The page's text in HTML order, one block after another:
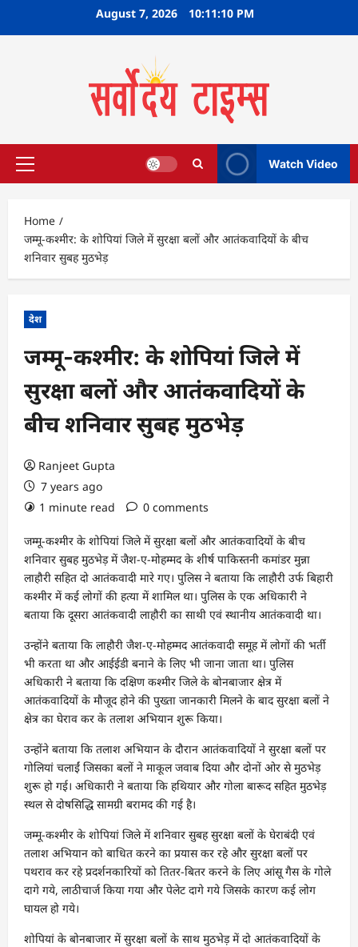
August 7, 2026 10:11:11 PM
Primary
Watch Video
Home
जम्मू-कश्मीर: के शोपियां जिले में सुरक्षा बलों और आतंकवादियों के बीच
शनिवार सुबह मुठभेड़
देश
जम्मू-कश्मीर: के शोपियां जिले में
सुरक्षा बलों और आतंकवादियों के
बीच शनिवार सुबह मुठभेड़
Ranjeet Gupta
7 years ago
1 minute read
0 comments
जम्मू-कश्मीर के शोपियां जिले में सुरक्षा बलों और आतंकवादियों के बीच
शनिवार सुबह मुठभेड़ में जैश-ए-मोहम्मद के शीर्ष पाकिस्तनी कमांडर मुन्ना
लाहौरी सहित दो आतंकवादी मारे गए। पुलिस ने बताया कि लाहौरी उर्फ बिहारी
कश्मीर में कई लोगों की हत्या में शामिल था। पुलिस के एक अधिकारी ने
बताया कि दूसरा आतंकवादी लाहौरी का साथी एवं स्थानीय आतंकवादी था।
उन्होंने बताया कि लाहौरी जैश-ए-मोहम्मद आतंकवादी समूह में लोगों की भर्ती
भी करता था और आईईडी बनाने के लिए भी जाना जाता था। पुलिस
अधिकारी ने बताया कि दक्षिण कश्मीर जिले के बोनबाजार क्षेत्र में
आतंकवादियों के मौजूद होने की पुख्ता जानकारी मिलने के बाद सुरक्षा बलों ने
क्षेत्र का घेराव कर के तलाश अभियान शुरू किया।
उन्होंने बताया कि तलाश अभियान के दौरान आतंकवादियों ने सुरक्षा बलों पर
गोलियां चलाईं जिसका बलों ने माकूल जवाब दिया और दोनों ओर से मुठभेड़
शुरू हो गई। अधिकारी ने बताया कि हथियार और गोला बारूद सहित मुठभेड़
स्थल से दोषसिद्धि सामग्री बरामद की गई है।
जम्मू-कश्मीर के शोपियां जिले में शनिवार सुबह सुरक्षा बलों के घेराबंदी एवं
तलाश अभियान को बाधित करने का प्रयास कर रहे और सुरक्षा बलों पर
पथराव कर रहे प्रदर्शनकारियों को तितर-बितर करने के लिए आंसू गैस के गोले
दागे गये, लाठीचार्ज किया गया और पेलेट दागे गये जिसके कारण कई लोग
घायल हो गये।
शोपियां के बोनबाजार में सुरक्षा बलों के साथ मुठभेड़ में दो आतंकवादियों के